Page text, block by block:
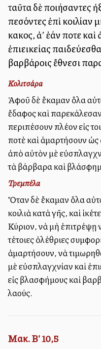
ταῦτα δὲ ποιήσαντες
πεσόντες ἐπὶ κοιλίαν
κακοῖς, ἀλλ’ ἐάν ποτε
ἐπιεικείας
βαρβάροις ἔθνεσι
Κολιτσάρα
Ἀφοῦ δὲ ἔκαμαν ὅλα
ἔδαφος καὶ
περιπέσουν πλέον εἰς
ποτὲ καὶ ἁμαρτήσουν
ἀπὸ αὐτὸν μὲ
τὰ βάρβαρα καὶ
Τρεμπέλα
Ὅταν δὲ ἔκαμαν ὅλα
κοιλιὰ κατὰ γῆς, καὶ
Κύριον, νὰ μὴ ἐπιτρέψῃ
τέτοιες ὀλέθριες
ἁμαρτήσουν, νὰ
μὲ εὐσπλαγχνίαν καὶ
εἰς βλασφήμους καὶ
λαούς.
Μακ. Β' 10,5